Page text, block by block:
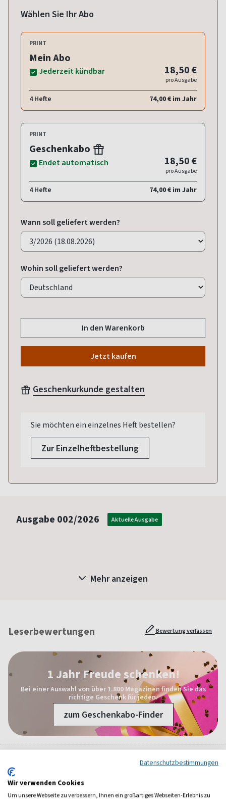
Wählen Sie Ihr Abo
PRINT
Mein Abo
Jederzeit kündbar 18,50 €
pro Ausgabe
4 Hefte 74,00 € im Jahr
PRINT
Geschenkabo
Endet automatisch 18,50 €
pro Ausgabe
4 Hefte 74,00 € im Jahr
Wann soll geliefert werden?
Wohin soll geliefert werden?
In den Warenkorb
Jetzt kaufen
Geschenkurkunde gestalten
Sie möchten ein einzelnes Heft bestellen?
Zur Einzelheftbestellung
Ausgabe 002/2026 Aktuelle Ausgabe
Mehr anzeigen
Leserbewertungen Bewertung verfassen
1 Jahr Freude schenken!
Bei einer Auswahl von über 1.800 Magazinen finden Sie das
richtige Geschenk für jeden.
zum Geschenkabo-Finder
Weitere Frauen-Magazine
Datenschutzbestimmungen
Wir verwenden Cookies
Um unsere Webseite zu verbessern, Ihnen ein großartiges Webseiten-Erlebnis zu